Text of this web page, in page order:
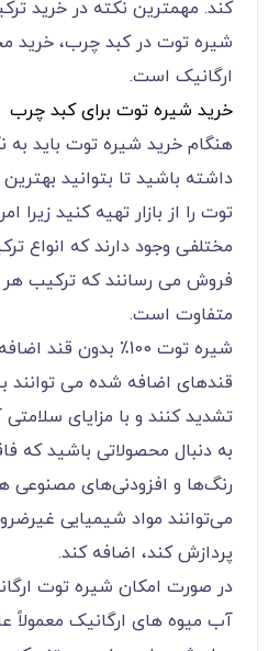
کند. مهمترین نکته در خرید
شیره توت در کبد چرب، خرید
ارگانیک است.
خرید شیره توت برای کبد چرب
هنگام خرید شیره توت باید به
داشته باشید تا بتوانید
توت را از بازار تهیه کنید زیرا
مختلفی وجود دارند که انواع
فروش می رسانند که ترکیب هر
متفاوت است.
شیره توت 100٪ بدون
قندهای اضافه شده می توانند
تشدید کنند و با مزایای
به دنبال محصولاتی باشید که
رنگ‌ها و افزودنی‌های مصنوعی
می‌توانند مواد شیمیایی
پردازش کند، اضافه کند.
در صورت امکان شیره توت
آب میوه های ارگانیک